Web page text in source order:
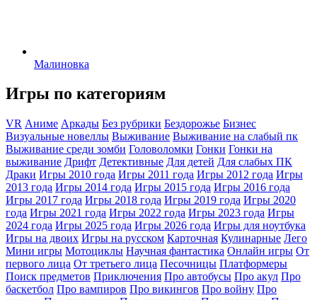
Малиновка
Игры по категориям
VR Аниме Аркады Без рубрики Бездорожье Бизнес
Визуальные новеллы Выживание Выживание на слабый пк
Выживание среди зомби Головоломки Гонки Гонки на
выживание Дрифт Детективные Для детей Для слабых ПК
Драки Игры 2010 года Игры 2011 года Игры 2012 года Игры
2013 года Игры 2014 года Игры 2015 года Игры 2016 года
Игры 2017 года Игры 2018 года Игры 2019 года Игры 2020
года Игры 2021 года Игры 2022 года Игры 2023 года Игры
2024 года Игры 2025 года Игры 2026 года Игры для ноутбука
Игры на двоих Игры на русском Карточная Кулинарные Лего
Мини игры Мотоциклы Научная фантастика Онлайн игры От
первого лица От третьего лица Песочницы Платформеры
Поиск предметов Приключения Про автобусы Про акул Про
баскетбол Про вампиров Про викингов Про войну Про